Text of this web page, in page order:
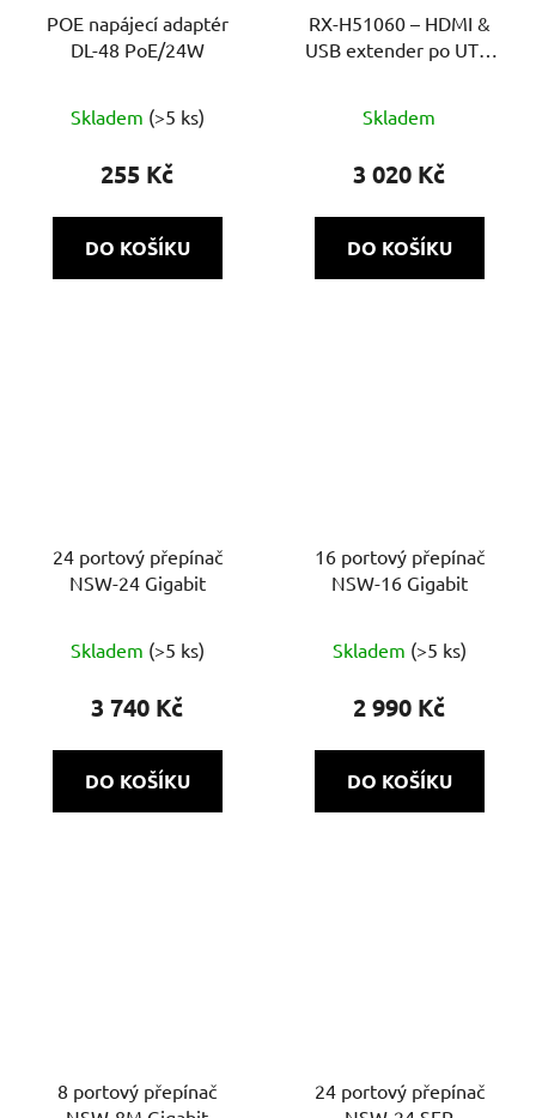
POE napájecí adaptér
DL-48 PoE/24W
hodnocení
produktu
5,0
z
Skladem (>5 ks)
255 Kč
DO KOŠÍKU
RX-H51060 – HDMI &
USB extender po UTP,
Skladem
3 020 Kč
DO KOŠÍKU
24 portový přepínač
NSW-24 Gigabit
Skladem (>5 ks)
3 740 Kč
DO KOŠÍKU
16 portový přepínač
NSW-16 Gigabit
Skladem (>5 ks)
2 990 Kč
DO KOŠÍKU
8 portový přepínač
24 portový přepínač